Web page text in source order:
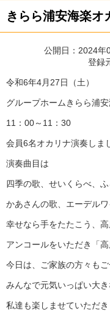
きらら浦安海楽オ
公開日：2024
登録
令和6年4月 27日（土）
グループホームきらら浦
11 ： 00～ 11 ： 30
会員6名オカリナ演奏しま
演奏曲目は
四季の歌、せいくらべ、
かあさんの歌、エーデルワ
幸せなら手をたたこう、
アンコールをいただき「高
今日は、ご家族の方々もご
みんなで元気いっぱい大
私達も楽しませていただき